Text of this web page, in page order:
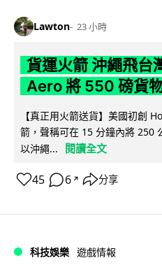
Lawton 23 小時
貨運火箭 沖繩飛台
Aero 將 550 磅貨
【真正用火箭送貨】美國初創
箭，聲稱可在 15 分鐘內將 250
以沖繩...
閱讀全文
45 6 ↗ 分享
科技娛樂 遊戲情報